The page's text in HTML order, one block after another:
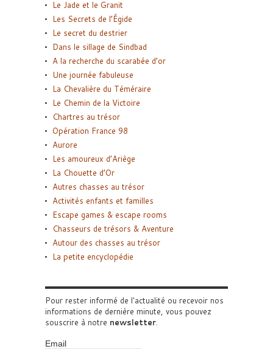
Le Jade et le Granit
Les Secrets de l’Égide
Le secret du destrier
Dans le sillage de Sindbad
A la recherche du scarabée d’or
Une journée fabuleuse
La Chevalière du Téméraire
Le Chemin de la Victoire
Chartres au trésor
Opération France 98
Aurore
Les amoureux d’Ariège
La Chouette d’Or
Autres chasses au trésor
Activités enfants et familles
Escape games & escape rooms
Chasseurs de trésors & Aventure
Autour des chasses au trésor
La petite encyclopédie
Pour rester informé de l'actualité ou recevoir nos
informations de dernière minute, vous pouvez
souscrire à notre newsletter.
Email